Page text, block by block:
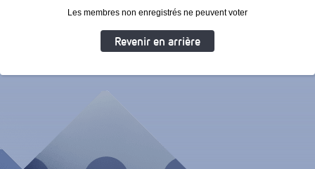
Les membres non enregistrés ne peuvent voter
Revenir en arrière